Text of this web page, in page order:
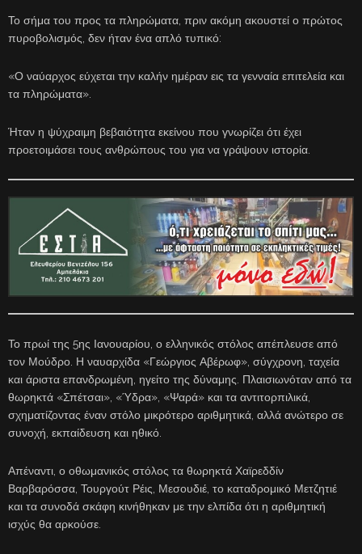
Το σήμα του προς τα πληρώματα, πριν ακόμη ακουστεί ο πρώτος
πυροβολισμός, δεν ήταν ένα απλό τυπικό:
«Ο ναύαρχος εύχεται την καλήν ημέραν εις τα γενναία επιτελεία και
τα πληρώματα».
Ήταν η ψύχραιμη βεβαιότητα εκείνου που γνωρίζει ότι έχει
προετοιμάσει τους ανθρώπους του για να γράψουν ιστορία.
Το πρωί της 5ης Ιανουαρίου, ο ελληνικός στόλος απέπλευσε από
τον Μούδρο. Η ναυαρχίδα «Γεώργιος Αβέρωφ», σύγχρονη, ταχεία
και άριστα επανδρωμένη, ηγείτο της δύναμης. Πλαισιωνόταν από τα
θωρηκτά «Σπέτσαι», «Ύδρα», «Ψαρά» και τα αντιτορπιλικά,
σχηματίζοντας έναν στόλο μικρότερο αριθμητικά, αλλά ανώτερο σε
συνοχή, εκπαίδευση και ηθικό.
Απέναντι, ο οθωμανικός στόλος τα θωρηκτά Χαϊρεδδίν
Βαρβαρόσσα, Τουργούτ Ρέις, Μεσουδιέ, το καταδρομικό Μετζητιέ
και τα συνοδά σκάφη κινήθηκαν με την ελπίδα ότι η αριθμητική
ισχύς θα αρκούσε.